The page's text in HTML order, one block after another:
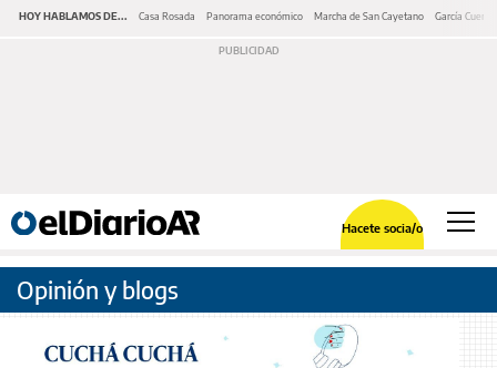
HOY HABLAMOS DE... Casa Rosada Panorama económico Marcha de San Cayetano García Cuerva
Hacete socia/o
Opinión y blogs